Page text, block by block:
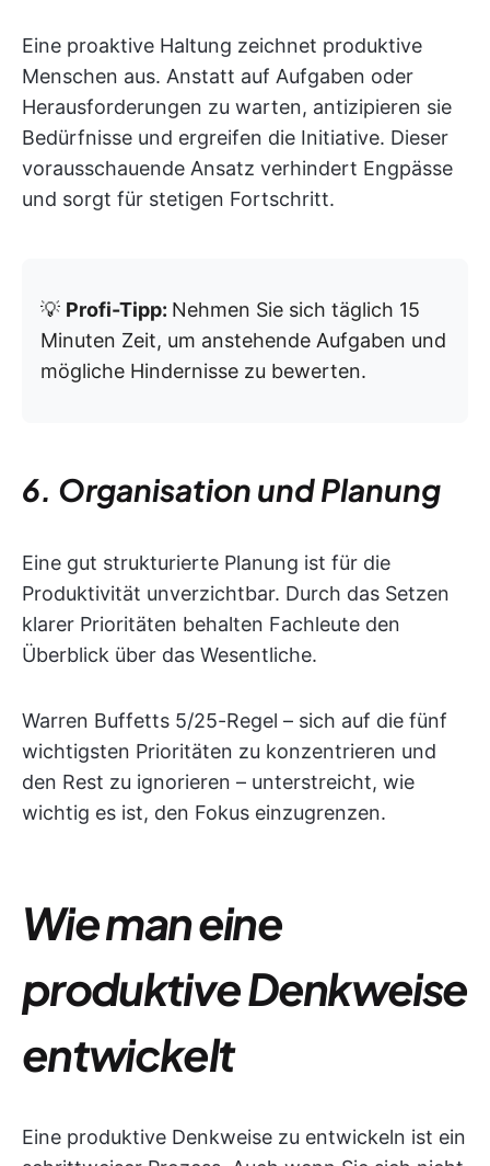
Eine proaktive Haltung zeichnet produktive
Menschen aus. Anstatt auf Aufgaben oder
Herausforderungen zu warten, antizipieren sie
Bedürfnisse und ergreifen die Initiative. Dieser
vorausschauende Ansatz verhindert Engpässe
und sorgt für stetigen Fortschritt.
💡 Profi-Tipp: Nehmen Sie sich täglich 15
Minuten Zeit, um anstehende Aufgaben und
mögliche Hindernisse zu bewerten.
6. Organisation und Planung
Eine gut strukturierte Planung ist für die
Produktivität unverzichtbar. Durch das Setzen
klarer Prioritäten behalten Fachleute den
Überblick über das Wesentliche.
Warren Buffetts 5/25-Regel – sich auf die fünf
wichtigsten Prioritäten zu konzentrieren und
den Rest zu ignorieren – unterstreicht, wie
wichtig es ist, den Fokus einzugrenzen.
Wie man eine
produktive Denkweise
entwickelt
Eine produktive Denkweise zu entwickeln ist ein